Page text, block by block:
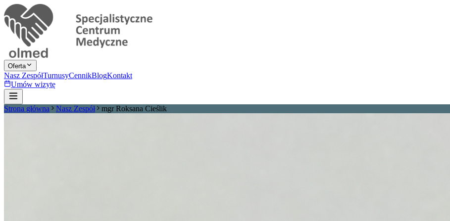
Oferta
Nasz ZespółTurnusyCennikBlogKontakt
Umów wizytę
Strona główna Nasz Zespół mgr Roksana Cieślik